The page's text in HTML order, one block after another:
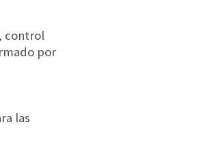
control
por
las